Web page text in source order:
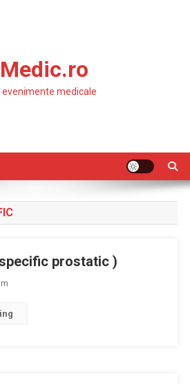
evenimente medicale
prostatic )